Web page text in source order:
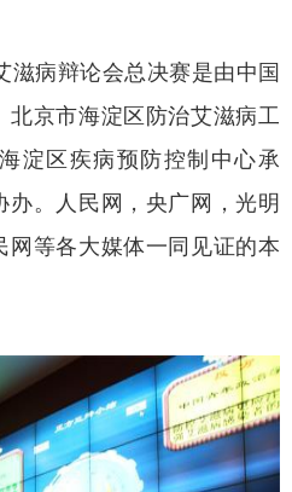
滋病辩论会总决赛是由中国
北京市海淀区防治艾滋病工
淀区疾病预防控制中心承
。人民网，央广网，光明
网等各大媒体一同见证的本